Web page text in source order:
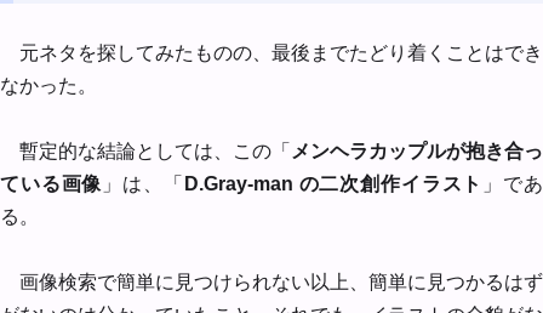
元ネタを探してみたものの、最後までたどり着くことはでき
なかった。
暫定的な結論としては、この「 メンヘラカップルが抱き合っ
ている画像 」は、「 D.Gray-man の二次創作イラスト 」であ
る。
画像検索で簡単に見つけられない以上、簡単に見つかるはず